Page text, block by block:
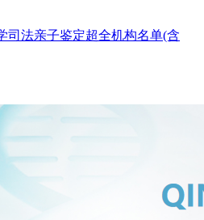
司法亲子鉴定超全机构名单(含